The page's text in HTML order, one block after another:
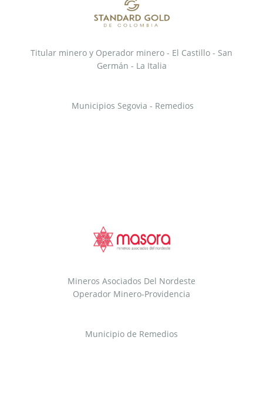
Titular minero y Operador minero - El Castillo - San
Germán - La Italia
Municipios Segovia - Remedios
Mineros Asociados Del Nordeste
Operador Minero-Providencia
Municipio de Remedios